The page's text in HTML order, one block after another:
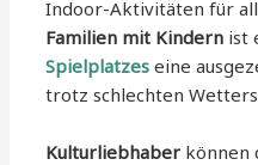
Indoor-Aktivitäten für
Familien mit Kindern ist
Spielplatzes eine
trotz schlechten
Kulturliebhaber können